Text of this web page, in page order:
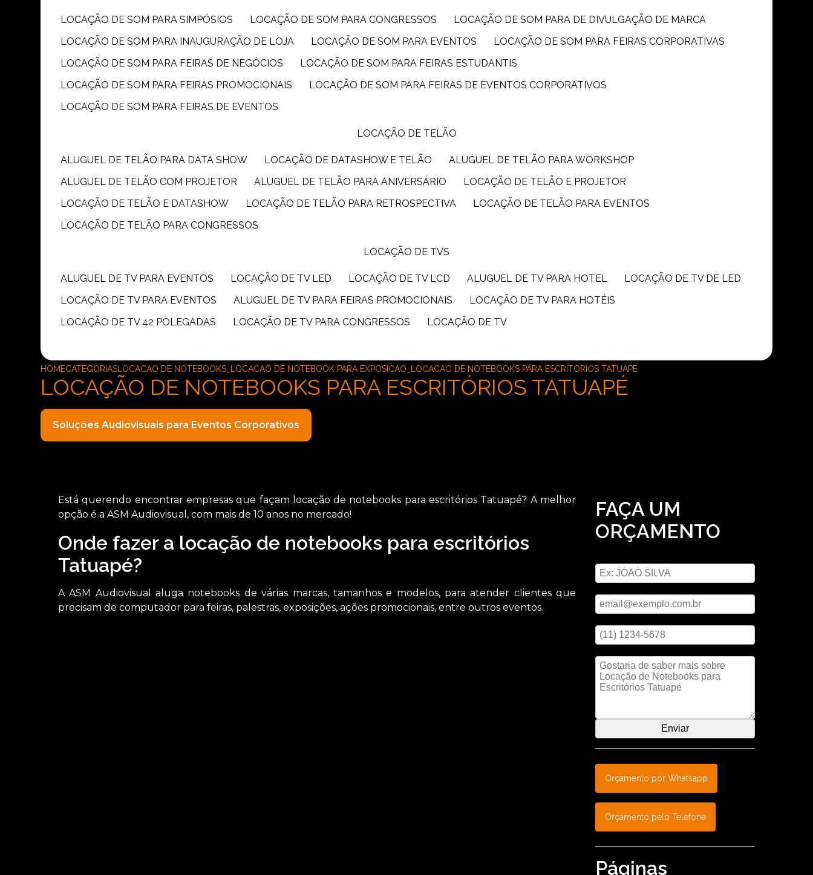
LOCAÇÃO DE SOM PARA SIMPÓSIOS LOCAÇÃO DE SOM PARA CONGRESSOS
LOCAÇÃO DE SOM PARA DE DIVULGAÇÃO DE MARCA
LOCAÇÃO DE SOM PARA INAUGURAÇÃO DE LOJA
LOCAÇÃO DE SOM PARA EVENTOS
LOCAÇÃO DE SOM PARA FEIRAS CORPORATIVAS
LOCAÇÃO DE SOM PARA FEIRAS DE NEGÓCIOS
LOCAÇÃO DE SOM PARA FEIRAS ESTUDANTIS
LOCAÇÃO DE SOM PARA FEIRAS PROMOCIONAIS
LOCAÇÃO DE SOM PARA FEIRAS DE EVENTOS CORPORATIVOS
LOCAÇÃO DE SOM PARA FEIRAS DE EVENTOS
LOCAÇÃO DE TELÃO
ALUGUEL DE TELÃO PARA DATA SHOW LOCAÇÃO DE DATASHOW E TELÃO
ALUGUEL DE TELÃO PARA WORKSHOP
ALUGUEL DE TELÃO COM PROJETOR
ALUGUEL DE TELÃO PARA ANIVERSÁRIO
LOCAÇÃO DE TELÃO E PROJETOR
LOCAÇÃO DE TELÃO E DATASHOW
LOCAÇÃO DE TELÃO PARA RETROSPECTIVA
LOCAÇÃO DE TELÃO PARA EVENTOS
LOCAÇÃO DE TELÃO PARA CONGRESSOS
LOCAÇÃO DE TVS
ALUGUEL DE TV PARA EVENTOS LOCAÇÃO DE TV LED LOCAÇÃO DE TV LCD ALUGUEL DE TV PARA HOTEL
LOCAÇÃO DE TV DE LED
LOCAÇÃO DE TV PARA EVENTOS
ALUGUEL DE TV PARA FEIRAS PROMOCIONAIS
LOCAÇÃO DE TV PARA HOTÉIS
LOCAÇÃO DE TV 42 POLEGADAS
LOCAÇÃO DE TV PARA CONGRESSOS LOCAÇÃO DE TV
HOMECATEGORIASLOCACAO DE NOTEBOOKS_LOCACAO DE NOTEBOOK PARA EXPOSICAO_LOCACAO DE NOTEBOOKS PARA ESCRITORIOS TATUAPE
LOCAÇÃO DE NOTEBOOKS PARA ESCRITÓRIOS TATUAPÉ
Soluções Audiovisuais para Eventos Corporativos
Está querendo encontrar empresas que façam locação de notebooks para escritórios Tatuapé? A melhor
opção é a ASM Audiovisual, com mais de 10 anos no mercado!
Onde fazer a locação de notebooks para escritórios
Tatuapé?
A ASM Audiovisual aluga notebooks de várias marcas, tamanhos e modelos, para atender clientes que
precisam de computador para feiras, palestras, exposições, ações promocionais, entre outros eventos.
FAÇA UM
ORÇAMENTO
Orçamento por Whatsapp
Orçamento pelo Telefone
Páginas